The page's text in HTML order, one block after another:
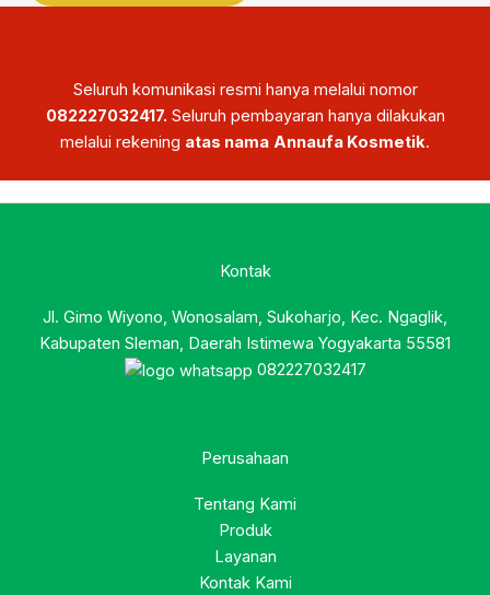
Seluruh komunikasi resmi hanya melalui nomor
082227032417. Seluruh pembayaran hanya dilakukan
melalui rekening atas nama Annaufa Kosmetik.
Kontak
Jl. Gimo Wiyono, Wonosalam, Sukoharjo, Kec. Ngaglik,
Kabupaten Sleman, Daerah Istimewa Yogyakarta 55581
082227032417
Perusahaan
Tentang Kami
Produk
Layanan
Kontak Kami